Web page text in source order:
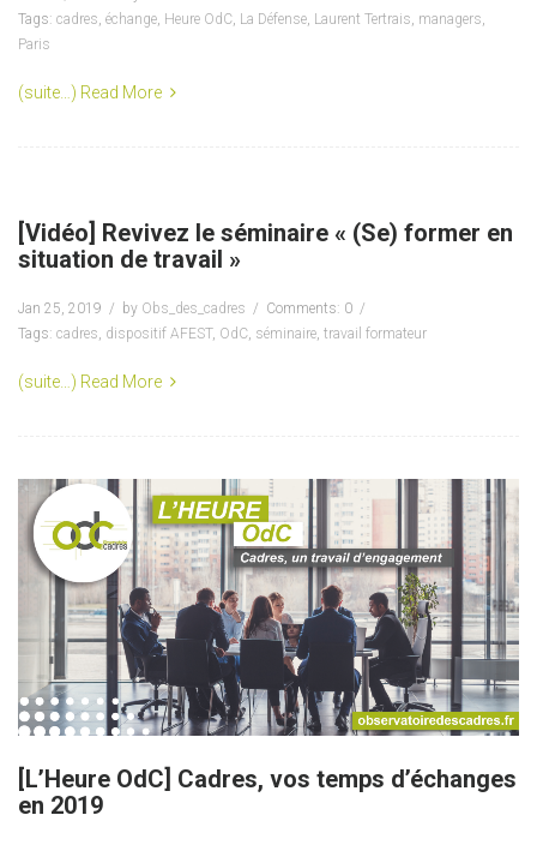
Tags: cadres, échange, Heure OdC, La Défense, Laurent Tertrais, managers,
Paris
(suite…) Read More
[Vidéo] Revivez le séminaire « (Se) former en
situation de travail »
Jan 25, 2019 by Obs_des_cadres
Comments: 0
Tags: cadres, dispositif AFEST, OdC, séminaire, travail formateur
(suite…) Read More
[L’Heure OdC] Cadres, vos temps d’échanges
en 2019